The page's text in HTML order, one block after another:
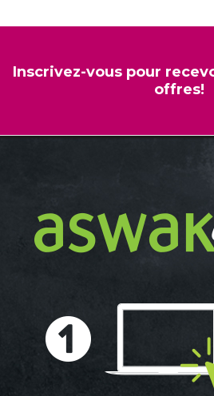
Inscrivez-vous pour
offres!